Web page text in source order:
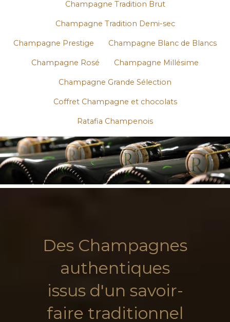
Champagne Tradition Brut
Champagne Tradition Demi-sec
Champagne Prestige Champagne Blanc de Blancs
Champagne Rosé Champagne Millésime
Champagne Grande Sélection
Coffret Champagne et chocolats
Ratafia Champenois
Des Champagnes
authentiques
issus d'un savoir-
faire traditionnel